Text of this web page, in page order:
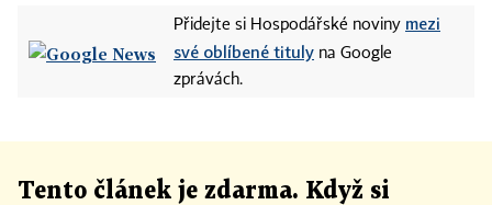
Přidejte si Hospodářské noviny mezi
své oblíbené tituly na Google
zprávách.
Tento článek je zdarma. Když si